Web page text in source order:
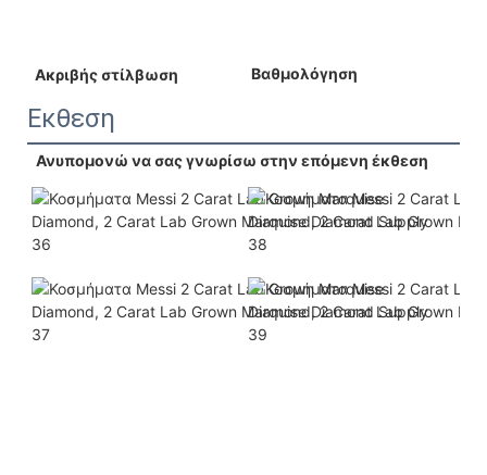
Ακριβής στίλβωση Βαθμολόγηση
Εκθεση
Ανυπομονώ να σας γνωρίσω στην επόμενη έκθεση